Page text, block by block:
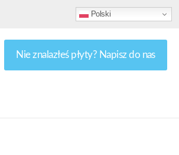
Polski
Nie znalazłeś płyty? Napisz do nas